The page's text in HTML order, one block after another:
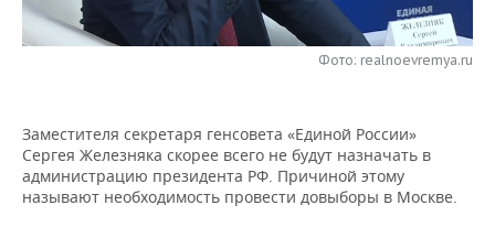
НЕФТЕХИМИЯ
ЭНЕРГЕТИКА
РОЗНИЧНАЯ ТОРГОВЛЯ
УСЛУГИ
НОВОСТИ ТЕХНОЛОГИЙ
МЕДИА
ТЕЛЕКОММУНИКАЦИИ
МЕРОПРИЯТИЯ
ВЫЕЗДНАЯ РЕДАКЦИЯ
БИЗНЕС-БРАНЧИ
НОВОСТИ СПОРТА
ФУТБОЛ
ОБЩЕСТВО
НОВОСТИ ОБЩЕСТВА
ФОТОГАЛЕРЕЯ
Фото: realnoevremya.ru
Заместителя секретаря генсовета «Единой России»
Сергея Железняка скорее всего не будут назначать в
администрацию президента РФ. Причиной этому
называют необходимость провести довыборы в Москве.